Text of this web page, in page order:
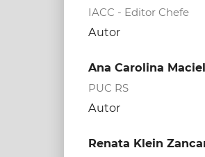
IACC - Editor Chefe
Autor
Ana Carolina
PUC RS
Autor
Renata Klein